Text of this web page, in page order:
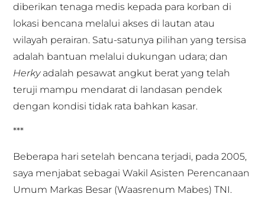
diberikan tenaga medis kepada para korban di
lokasi bencana melalui akses di lautan atau
wilayah perairan. Satu-satunya pilihan yang tersisa
adalah bantuan melalui dukungan udara; dan
Herkyadalah pesawat angkut berat yang telah
teruji mampu mendarat di landasan pendek
dengan kondisi tidak rata bahkan kasar.
***
Beberapa hari setelah bencana terjadi, pada 2005,
saya menjabat sebagai Wakil Asisten Perencanaan
Umum Markas Besar (Waasrenum Mabes) TNI.